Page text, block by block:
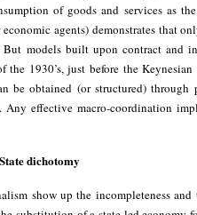
of goods and services as
agents) demonstrates that
But models built upon contract and
the 1930’s, just before the
be obtained (or structured)
Any effective macro-coordination
dichotomy
show up the incompleteness